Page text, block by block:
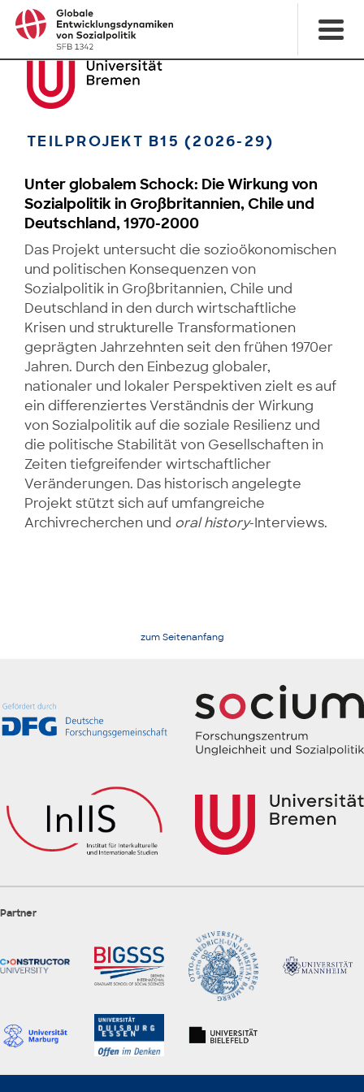
TEILPROJEKT B15 (2026-29)
Unter globalem Schock: Die Wirkung von
Sozialpolitik in Großbritannien, Chile und
Deutschland, 1970-2000
Das Projekt untersucht die sozioökonomischen
und politischen Konsequenzen von
Sozialpolitik in Großbritannien, Chile und
Deutschland in den durch wirtschaftliche
Krisen und strukturelle Trans­formationen
geprägten Jahrzehnten seit den frühen 1970er
Jahren. Durch den Einbezug globaler,
nationaler und lokaler Perspektiven zielt es auf
ein differenziertes Verständnis der Wirkung
von Sozialpolitik auf die soziale Resilienz und
die politische Stabilität von Gesellschaften in
Zeiten tief­greifender wirtschaftlicher
Veränderungen. Das historisch angelegte
Projekt stützt sich auf umfang­reiche
Archivrecherchen und oral history-Interviews.
zum Seitenanfang
Partner